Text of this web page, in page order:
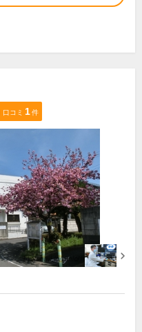
口コミ 1件